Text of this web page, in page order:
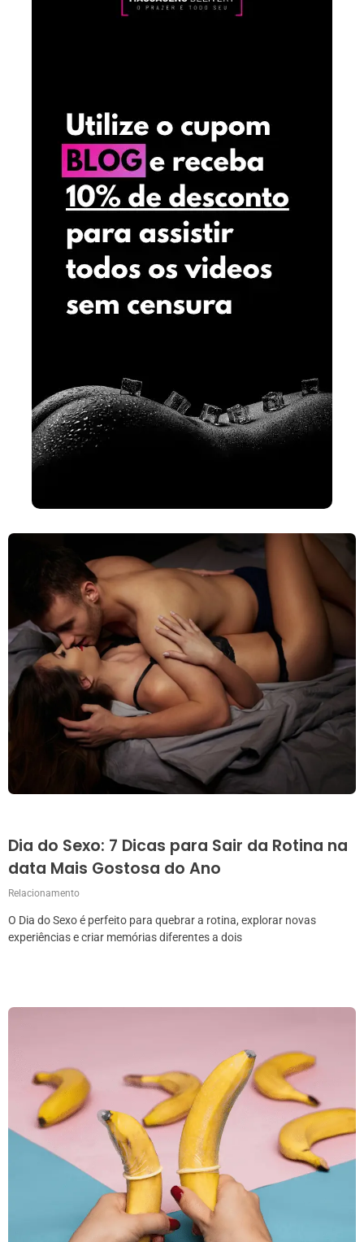
Dia do Sexo: 7 Dicas para Sair da Rotina na
data Mais Gostosa do Ano
Relacionamento
O Dia do Sexo é perfeito para quebrar a rotina, explorar novas
experiências e criar memórias diferentes a dois